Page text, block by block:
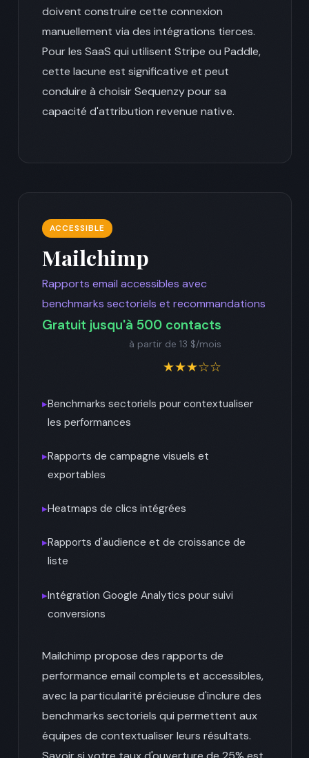
doivent construire cette connexion
manuellement via des intégrations tierces.
Pour les SaaS qui utilisent Stripe ou Paddle,
cette lacune est significative et peut
conduire à choisir Sequenzy pour sa
capacité d'attribution revenue native.
ACCESSIBLE
Mailchimp
Rapports email accessibles avec
benchmarks sectoriels et recommandations
Gratuit jusqu'à 500 contacts
à partir de 13 $/mois
★★★☆☆
▸Benchmarks sectoriels pour contextualiser
les performances
▸Rapports de campagne visuels et
exportables
▸Heatmaps de clics intégrées
▸Rapports d'audience et de croissance de
liste
▸Intégration Google Analytics pour suivi
conversions
Mailchimp propose des rapports de
performance email complets et accessibles,
avec la particularité précieuse d'inclure des
benchmarks sectoriels qui permettent aux
équipes de contextualiser leurs résultats.